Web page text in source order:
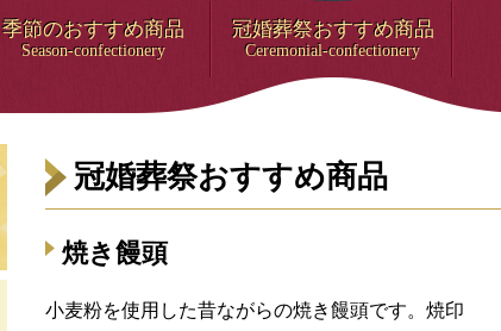
季節のおすすめ商品
Season-confectionery
冠婚葬祭おすすめ商品
Ceremonial-confectionery
冠婚葬祭おすすめ商品
焼き饅頭
小麦粉を使用した昔ながらの焼き饅頭です。焼印